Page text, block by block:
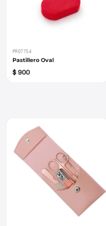
PRO7754
Pastillero Oval
$ 900